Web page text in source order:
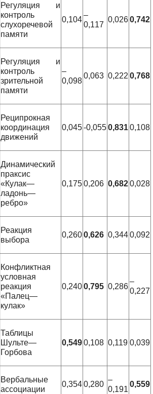
Регуляция и
контроль
слухоречевой
памяти
0,104
–
0,117
0,0260,742
Регуляция и
контроль
зрительной
памяти
–
0,098
0,063 0,222 0,768
Реципрокная
координация
движений
0,045-0,0550,8310,108
Динамический
праксис
«Кулак—
ладонь—
ребро»
0,1750,206 0,6820,028
Реакция
выбора
0,2600,626 0,3440,092
Конфликтная
условная
реакция
«Палец—
кулак»
0,2400,795 0,286
–
0,227
Таблицы
Шульте—
Горбова
0,5490,108 0,119 0,039
Вербальные
ассоциации
0,3540,280
–
0,191
0,559